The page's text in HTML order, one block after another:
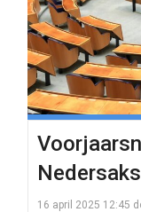
16 april 2025 12:45